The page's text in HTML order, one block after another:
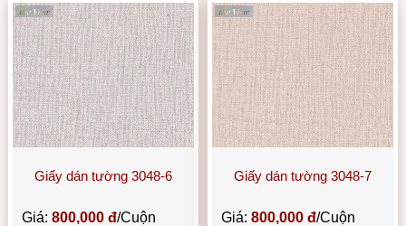
Giấy dán tường 3048-6
Giá:800,000 đ/Cuộn
Giấy dán tường 3048-7
Giá: 800,000 đ/Cuộn